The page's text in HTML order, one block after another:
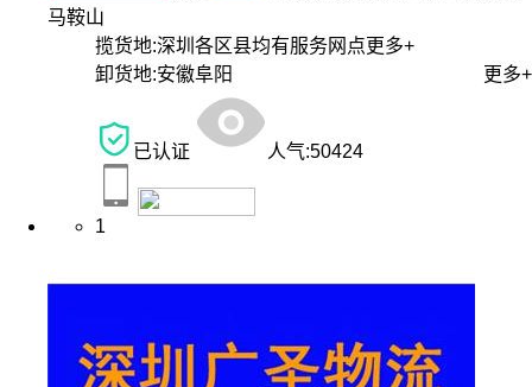
马鞍山
揽货地:深圳各区县均有服务网点更多+
卸货地:安徽阜阳 更多+
已认证 人气:50424
1